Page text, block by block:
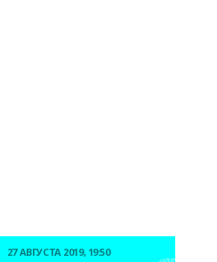
27 АВГУСТА 2019, 19:50